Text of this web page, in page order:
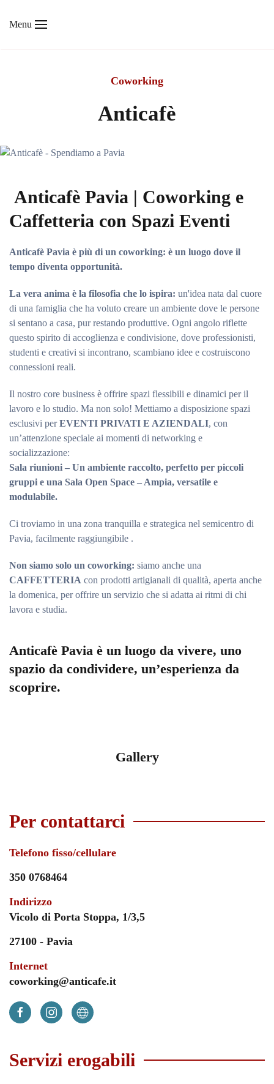
Menu
Coworking
Anticafè
Anticafè Pavia | Coworking e
Caffetteria con Spazi Eventi
Anticafè Pavia è più di un coworking: è un luogo dove il
tempo diventa opportunità.
La vera anima è la filosofia che lo ispira: un'idea nata dal cuore
di una famiglia che ha voluto creare un ambiente dove le persone
si sentano a casa, pur restando produttive. Ogni angolo riflette
questo spirito di accoglienza e condivisione, dove professionisti,
studenti e creativi si incontrano, scambiano idee e costruiscono
connessioni reali.
Il nostro core business è offrire spazi flessibili e dinamici per il
lavoro e lo studio. Ma non solo! Mettiamo a disposizione spazi
esclusivi perEVENTI PRIVATI E AZIENDALI, con
un’attenzione speciale ai momenti di networking e
socializzazione:
Sala riunioni – Un ambiente raccolto, perfetto per piccoli
gruppi e una Sala Open Space – Ampia, versatile e
modulabile.
Ci troviamo in una zona tranquilla e strategica nel semicentro di
Pavia, facilmente raggiungibile .
Non siamo solo un coworking: siamo anche una
CAFFETTERIA con prodotti artigianali di qualità, aperta anche
la domenica, per offrire un servizio che si adatta ai ritmi di chi
lavora e studia.
Anticafè Pavia è un luogo da vivere, uno
spazio da condividere, un’esperienza da
scoprire.
Gallery
Per contattarci
Telefono fisso/cellulare
350 0768464
Indirizzo
Vicolo di Porta Stoppa, 1/3,5
27100 - Pavia
Internet
coworking@anticafe.it
Servizi erogabili